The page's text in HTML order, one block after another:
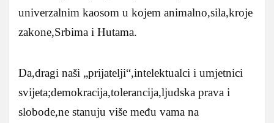
univerzalnim kaosom u kojem animalno,sila,kroje
zakone,Srbima i Hutama.
Da,dragi naši „prijatelji“,intelektualci i umjetnici
svijeta;demokracija,tolerancija,ljudska prava i
slobode,ne stanuju više među vama na